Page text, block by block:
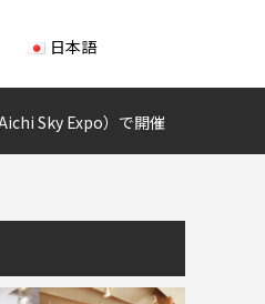
日本語
Sky Expo）で開催